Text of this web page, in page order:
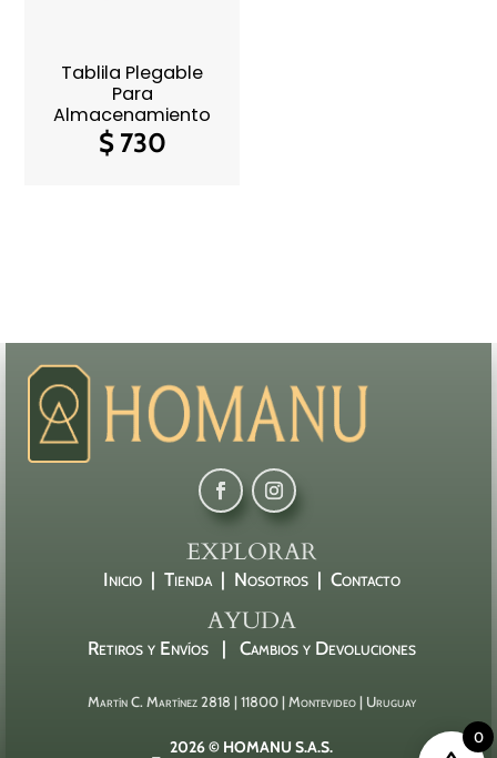
Tablila Plegable
Para
Almacenamiento
$730
EXPLORAR
Inicio | Tienda | Nosotros | Contacto
AYUDA
Retiros y Envíos | Cambios y Devoluciones
Martín C. Martínez 2818 | 11800 | Montevideo | Uruguay
2026 © HOMANU S.A.S.
0